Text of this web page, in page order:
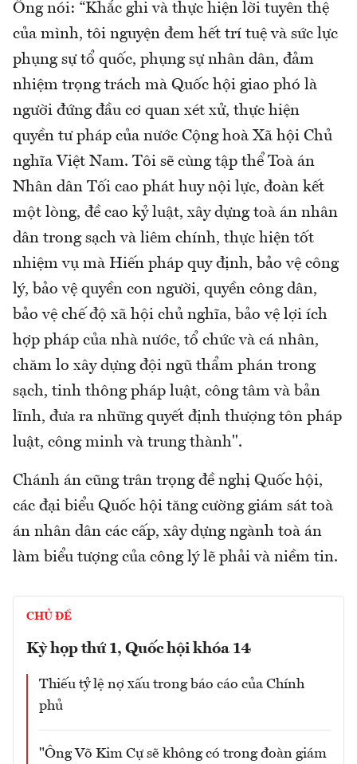
Ông nói: “Khắc ghi và thực hiện lời tuyên thệ
của mình, tôi nguyện đem hết trí tuệ và sức lực
phụng sự tổ quốc, phụng sự nhân dân, đảm
nhiệm trọng trách mà Quốc hội giao phó là
người đứng đầu cơ quan xét xử, thực hiện
quyền tư pháp của nước Cộng hoà Xã hội Chủ
nghĩa Việt Nam. Tôi sẽ cùng tập thể Toà án
Nhân dân Tối cao phát huy nội lực, đoàn kết
một lòng, đề cao kỷ luật, xây dựng toà án nhân
dân trong sạch và liêm chính, thực hiện tốt
nhiệm vụ mà Hiến pháp quy định, bảo vệ công
lý, bảo vệ quyền con người, quyền công dân,
bảo vệ chế độ xã hội chủ nghĩa, bảo vệ lợi ích
hợp pháp của nhà nước, tổ chức và cá nhân,
chăm lo xây dựng đội ngũ thẩm phán trong
sạch, tinh thông pháp luật, công tâm và bản
lĩnh, đưa ra những quyết định thượng tôn pháp
luật, công minh và trung thành".
Chánh án cũng trân trọng đề nghị Quốc hội,
các đại biểu Quốc hội tăng cường giám sát toà
án nhân dân các cấp, xây dựng ngành toà án
làm biểu tượng của công lý lẽ phải và niềm tin.
CHỦ ĐỀ
Kỳ họp thứ 1, Quốc hội khóa 14
Thiếu tỷ lệ nợ xấu trong báo cáo của Chính
phủ
"Ông Võ Kim Cự sẽ không có trong đoàn giám